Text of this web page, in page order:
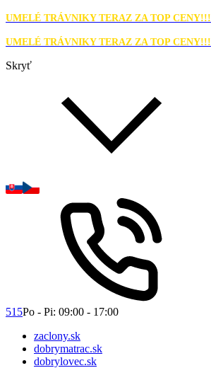
UMELÉ TRÁVNIKY TERAZ ZA TOP CENY!!!
UMELÉ TRÁVNIKY TERAZ ZA TOP CENY!!!
Skryť
515Po - Pi: 09:00 - 17:00
zaclony.sk
dobrymatrac.sk
dobrylovec.sk